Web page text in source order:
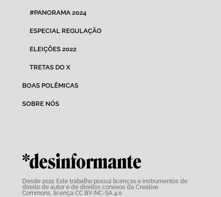
#PANORAMA 2024
ESPECIAL REGULAÇÃO
ELEIÇÕES 2022
TRETAS DO X
BOAS POLÊMICAS
SOBRE NÓS
*desinformante
Desde 2021. Este trabalho possui licenças e instrumentos de
direito de autor e de direitos conexos da Creative
Commons, licença CC BY-NC-SA 4.0